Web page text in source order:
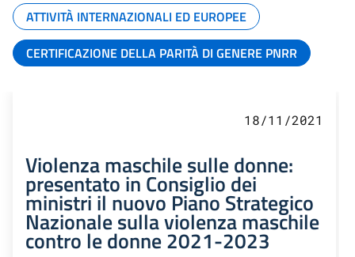
ATTIVITÀ INTERNAZIONALI ED EUROPEE
CERTIFICAZIONE DELLA PARITÀ DI GENERE PNRR
18/11/2021
Violenza maschile sulle donne:
presentato in Consiglio dei
ministri il nuovo Piano Strategico
Nazionale sulla violenza maschile
contro le donne 2021-2023